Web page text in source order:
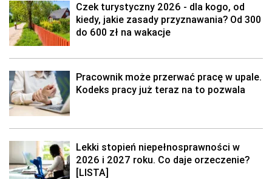
Czek turystyczny 2026 - dla kogo, od
kiedy, jakie zasady przyznawania? Od 300
do 600 zł na wakacje
Pracownik może przerwać pracę w upale.
Kodeks pracy już teraz na to pozwala
Lekki stopień niepełnosprawności w
2026 i 2027 roku. Co daje orzeczenie?
[LISTA]